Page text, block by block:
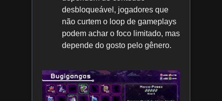
desbloqueável, jogadores que
não curtem o loop de gameplays
podem achar o foco limitado, mas
depende do gosto pelo gênero.